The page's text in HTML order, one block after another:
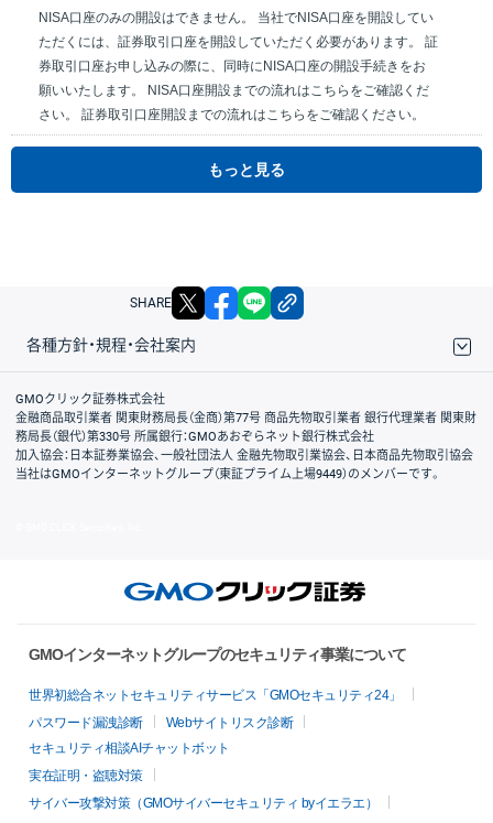
NISA口座のみの開設はできません。 当社でNISA口座を開設してい
ただくには、証券取引口座を開設していただく必要があります。 証
券取引口座お申し込みの際に、同時にNISA口座の開設手続きをお
願いいたします。 NISA口座開設までの流れはこちらをご確認くだ
さい。 証券取引口座開設までの流れはこちらをご確認ください。
もっと見る
SHARE X facebook
各種方針・規程・会社案内
取引規程・約款
サイトマップ
その他のご案内
個人情報保護方針
最良執行方針
サイトのご利用について
ディスクレイマー
信託保全
リスク説明
会社案内
GMOクリック証券株式会社
金融商品取引業者 関東財務局長（金商）第77号 商品先物取引業者 銀行代理業者 関東財
務局長（銀代）第330号 所属銀行：GMOあおぞらネット銀行株式会社
加入協会：日本証券業協会、一般社団法人 金融先物取引業協会、日本商品先物取引協会
当社はGMOインターネットグループ（東証プライム上場9449）のメンバーです。
GMOインターネットグループのセキュリティ事業について
世界初総合ネットセキュリティサービス「GMOセキュリティ24」
パスワード漏洩診断
Webサイトリスク診断
セキュリティ相談AIチャットボット
実在証明・盗聴対策
サイバー攻撃対策（GMOサイバーセキュリティ byイエラエ）